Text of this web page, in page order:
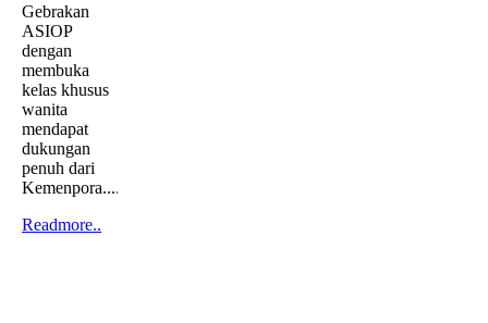
Gebrakan
ASIOP
dengan
membuka
kelas khusus
wanita
mendapat
dukungan
penuh dari
Kemenpora....
Readmore..